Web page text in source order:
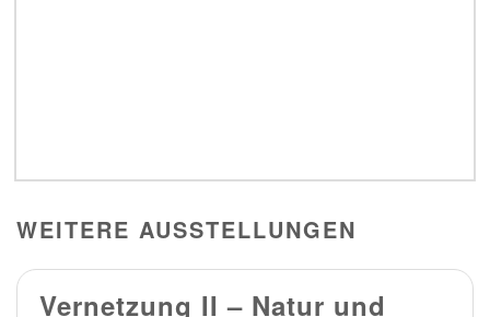
WEITERE AUSSTELLUNGEN
Vernetzung II – Natur und